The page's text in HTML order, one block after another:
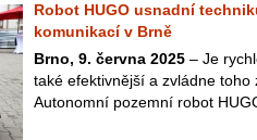
Robot HUGO usnadní
komunikací v Brně
Brno, 9. června 2025 – Je
také efektivnější a zvládne
Autonomní pozemní robot